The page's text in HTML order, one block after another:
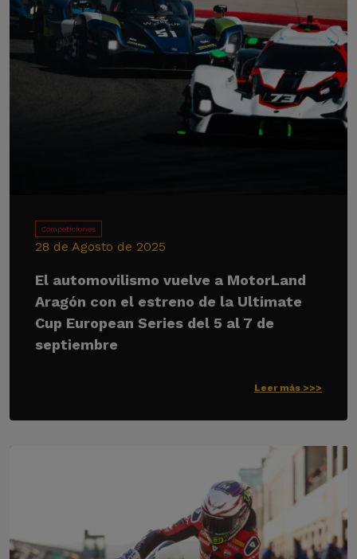
Competiciones
28 de Agosto de 2025
El automovilismo vuelve a MotorLand
Aragón con el estreno de la Ultimate
Cup European Series del 5 al 7 de
septiembre
Leer más >>>